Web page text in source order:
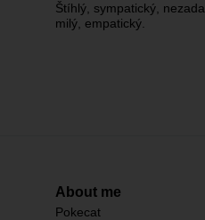
Štíhlý, sympatický,
milý, empatický.
About me
Pokecat